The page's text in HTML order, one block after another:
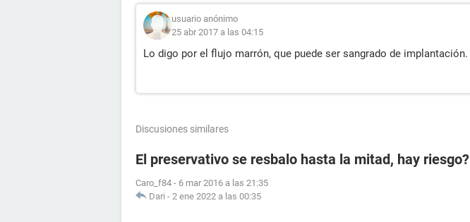
usuario anónimo
25 abr 2017 a las 04:15
Lo digo por el flujo marrón, que puede ser sangrado de implantación.
Discusiones similares
El preservativo se resbalo hasta la mitad, hay riesgo?
Caro_f84 - 6 mar 2016 a las 21:35
Dari - 2 ene 2022 a las 00:35